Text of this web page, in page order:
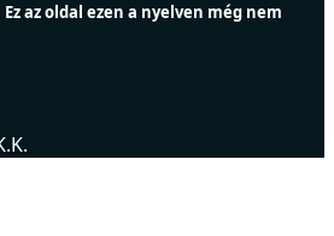
Ez az oldal ezen a nyelven még nem